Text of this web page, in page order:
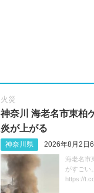
火災
神奈川 海老名市東柏
炎が上がる
神奈川県 2026年8月2日
海老名市
がすごい
https://